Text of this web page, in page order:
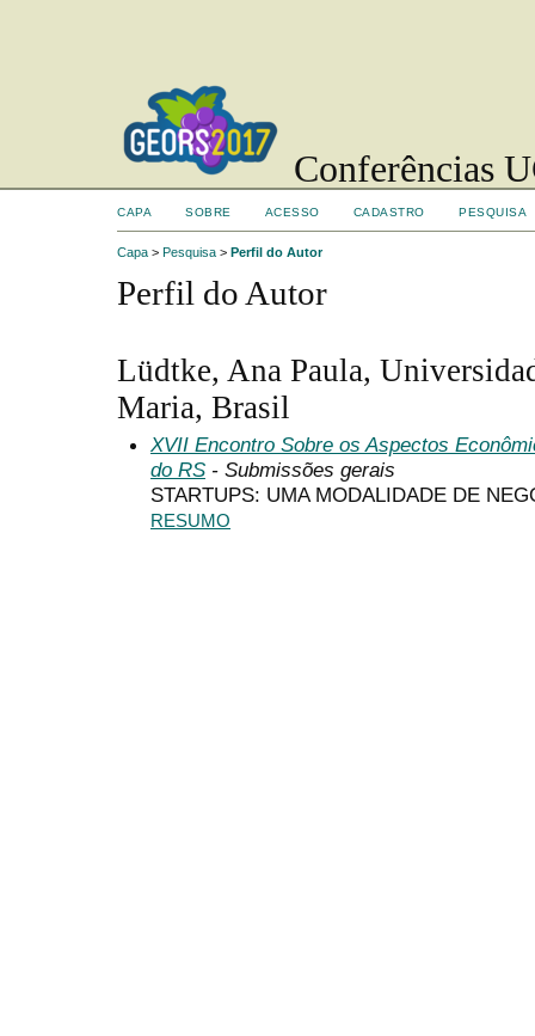
Conferências
CAPA SOBRE ACESSO CADASTRO PESQUISA
Capa > Pesquisa > Perfil do Autor
Perfil do Autor
Lüdtke, Ana Paula,
Maria, Brasil
XVII Encontro Sobre os Aspectos
do RS - Submissões gerais
STARTUPS: UMA MODALIDADE DE
RESUMO